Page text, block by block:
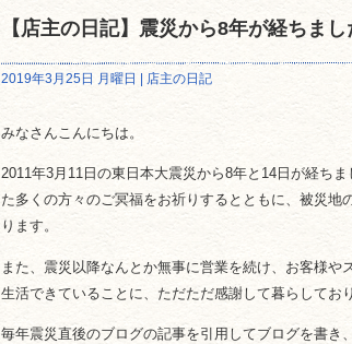
【店主の日記】震災から8年が経ちまし
2019年3月25日 月曜日 | 店主の日記
みなさんこんにちは。
2011年3月11日の東日本大震災から8年と14日が経ち
た多くの方々のご冥福をお祈りするとともに、被災地
ります。
また、震災以降なんとか無事に営業を続け、お客様や
生活できていることに、ただただ感謝して暮らしてお
毎年震災直後のブログの記事を引用してブログを書き